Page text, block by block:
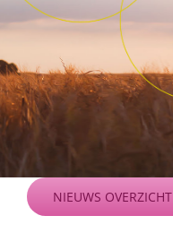
NIEUWS OVERZICHT